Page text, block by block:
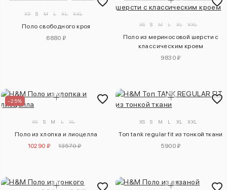
XS S M L XL XXL
Поло свободного кроя
6880 ₽
XS S M L XL XXL
Поло из мериносовой шерсти с
классическим кроем
9830 ₽
–25%
XS S M L XL
Поло из хлопка и лиоцелла
10290 ₽
13570 ₽
XS S M L XL XXL
Топ tank regular fit из тонкой ткани
5900 ₽